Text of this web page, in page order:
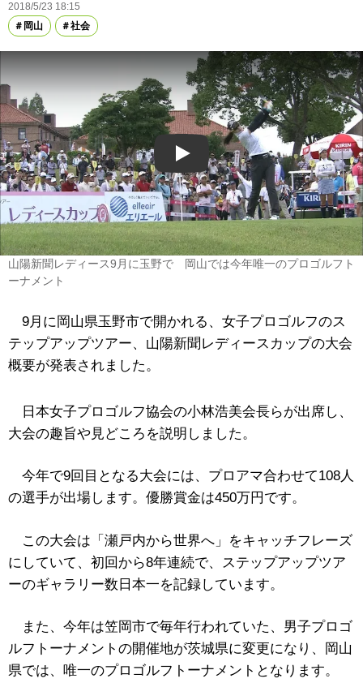
2018/5/23 18:15
岡山
社会
Play
山陽新聞レディース9月に玉野で 岡山では今年唯一のプロゴルフト
ーナメント
9月に岡山県玉野市で開かれる、女子プロゴルフのス
テップアップツアー、山陽新聞レディースカップの大会
概要が発表されました。
日本女子プロゴルフ協会の小林浩美会長らが出席し、
大会の趣旨や見どころを説明しました。
今年で9回目となる大会には、プロアマ合わせて108人
の選手が出場します。優勝賞金は450万円です。
この大会は「瀬戸内から世界へ」をキャッチフレーズ
にしていて、初回から8年連続で、ステップアップツア
ーのギャラリー数日本一を記録しています。
また、今年は笠岡市で毎年行われていた、男子プロゴ
ルフトーナメントの開催地が茨城県に変更になり、岡山
県では、唯一のプロゴルフトーナメントとなります。